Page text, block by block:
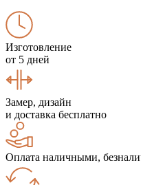
Изготовление
от 5 дней
Замер, дизайн
и доставка бесплатно
Оплата наличными,